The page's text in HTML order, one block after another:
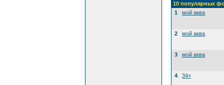
10 популярных
1
мой аква
2 мой аква
3 мой аква
4 34+